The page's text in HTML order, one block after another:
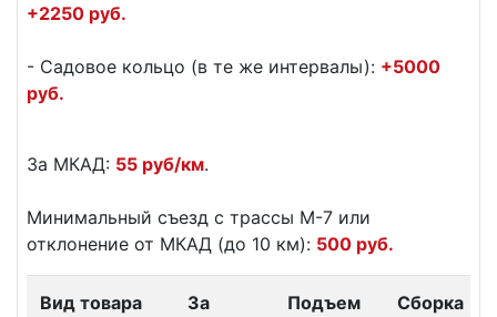
+2250 руб.
- Садовое кольцо (в те же интервалы): +5000
руб.
За МКАД: 55 руб/км.
Минимальный съезд с трассы М-7 или
отклонение от МКАД (до 10 км): 500 руб.
Вид товара
За
Подъем
Сборка